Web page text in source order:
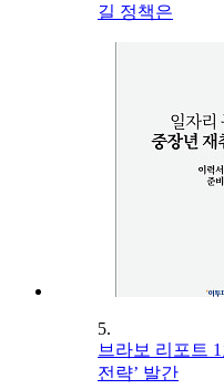
길 정책은
5.
브라보 리포트
전략’ 발간